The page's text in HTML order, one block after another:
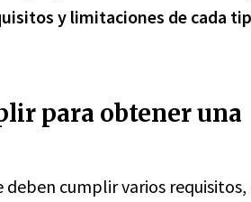
y limitaciones de cada
para obtener una
deben cumplir varios requisitos,